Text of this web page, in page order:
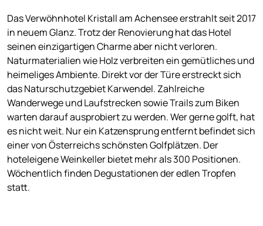
Das Verwöhnhotel Kristall am Achensee erstrahlt seit 2017
in neuem Glanz. Trotz der Renovierung hat das Hotel
seinen einzigartigen Charme aber nicht verloren.
Naturmaterialien wie Holz verbreiten ein gemütliches und
heimeliges Ambiente. Direkt vor der Türe erstreckt sich
das Naturschutzgebiet Karwendel. Zahlreiche
Wanderwege und Laufstrecken sowie Trails zum Biken
warten darauf ausprobiert zu werden. Wer gerne golft, hat
es nicht weit. Nur ein Katzensprung entfernt befindet sich
einer von Österreichs schönsten Golfplätzen. Der
hoteleigene Weinkeller bietet mehr als 300 Positionen.
Wöchentlich finden Degustationen der edlen Tropfen
statt.